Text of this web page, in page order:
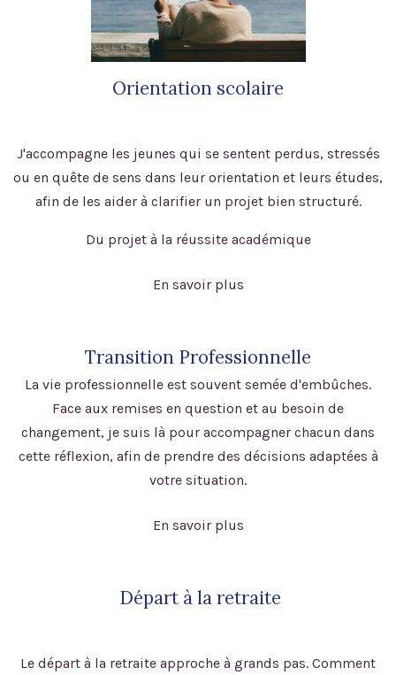
Orientation scolaire
J'accompagne les jeunes qui se sentent perdus, stressés
ou en quête de sens dans leur orientation et leurs études,
afin de les aider à clarifier un projet bien structuré.
Du projet à la réussite académique
En savoir plus
Transition Professionnelle
La vie professionnelle est souvent semée d'embûches.
Face aux remises en question et au besoin de
changement, je suis là pour accompagner chacun dans
cette réflexion, afin de prendre des décisions adaptées à
votre situation.
En savoir plus
Départ à la retraite
Le départ à la retraite approche à grands pas. Comment